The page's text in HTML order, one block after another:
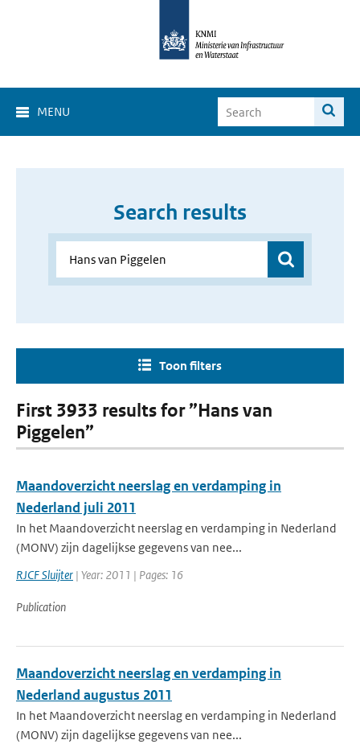
MENU
Search results
Toon filters
First 3933 results for ”Hans van
Piggelen”
Maandoverzicht neerslag en verdamping in
Nederland juli 2011
In het Maandoverzicht neerslag en verdamping in Nederland
(MONV) zijn dagelijkse gegevens van nee...
RJCF Sluijter | Year: 2011 | Pages: 16
Publication
Maandoverzicht neerslag en verdamping in
Nederland augustus 2011
In het Maandoverzicht neerslag en verdamping in Nederland
(MONV) zijn dagelijkse gegevens van nee...